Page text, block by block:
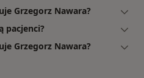
Grzegorz Nawara?
pacjenci?
Grzegorz Nawara?